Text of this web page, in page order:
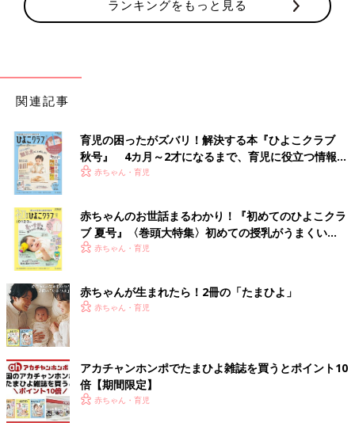
ランキングをもっと見る
関連記事
育児の困ったがズバリ！解決する本『ひよこクラブ
秋号』 4カ月～2才になるまで、育児に役立つ情報が
いっぱい！
赤ちゃん・育児
赤ちゃんのお世話まるわかり！『初めてのひよこクラ
ブ 夏号』〈巻頭大特集〉初めての授乳がうまくい
く！ おっぱい・ミルクの基本と夏のトラブル 解決テ
赤ちゃん・育児
赤ちゃんが生まれたら！2冊の「たまひよ」
赤ちゃん・育児
アカチャンホンポでたまひよ雑誌を買うとポイント10
倍【期間限定】
赤ちゃん・育児